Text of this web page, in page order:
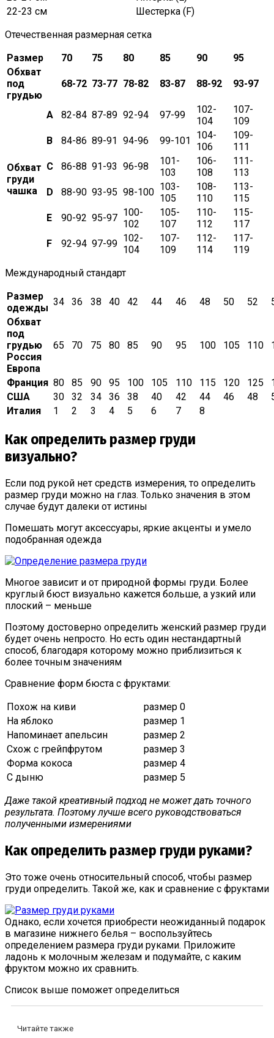
22-23 см
Шестерка (F)
Отечественная размерная сетка
Размер
70 75 80 85 90
95
Обхват
под
грудью
68-72 73-77 78-82 83-87 88-92 93-97
Обхват
груди
чашка
A 82-84 87-89 92-94 97-99
102-
104
107-
109
B
84-86 89-91 94-96 99-101
104-
106
109-
111
C
86-88 91-93 96-98
101-
103
106-
108
111-
113
D
88-90 93-95 98-100 103-
105
108-
110
113-
115
E
90-92 95-97 100-
102
105-
107
110-
112
115-
117
F
92-94 97-99 102-
104
107-
109
112-
114
117-
119
Международный стандарт
Размер
одежды
34 36 38 40 42 44 46 48 50 52
Обхват
под
грудью
Россия
Европа
65 70 75 80 85 90 95 100 105 110
Франция 80 85 90 95 100 105 110 115 120 125
США
30 32 34 36 38 40 42 44 46 48
Италия
1 2 3 4 5 6 7 8
Как определить размер груди
визуально?
Если под рукой нет средств измерения, то определить
размер груди можно на глаз. Только значения в этом
случае будут далеки от истины
Помешать могут аксессуары, яркие акценты и умело
подобранная одежда
Многое зависит и от природной формы груди. Более
круглый бюст визуально кажется больше, а узкий или
плоский – меньше
Поэтому достоверно определить женский размер груди
будет очень непросто. Но есть один нестандартный
способ, благодаря которому можно приблизиться к
более точным значениям
Сравнение форм бюста с фруктами:
Похож на киви
размер 0
На яблоко
размер 1
Напоминает апельсин
размер 2
Схож с грейпфрутом
размер 3
Форма кокоса
размер 4
С дыню
размер 5
Даже такой креативный подход не может дать точного
результата. Поэтому лучше всего руководствоваться
полученными измерениями
Как определить размер груди руками?
Это тоже очень относительный способ, чтобы размер
груди определить. Такой же, как и сравнение с фруктами
Однако, если хочется приобрести неожиданный подарок
в магазине нижнего белья – воспользуйтесь
определением размера груди руками. Приложите
ладонь к молочным железам и подумайте, с каким
фруктом можно их сравнить.
Список выше поможет определиться
Читайте также